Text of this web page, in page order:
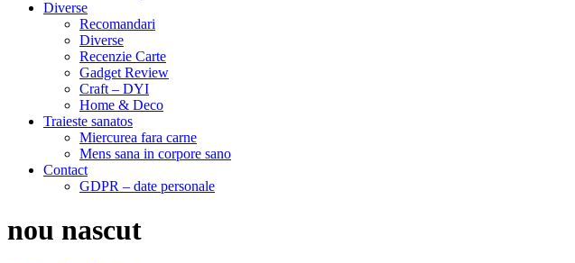
Diverse
Recomandari
Diverse
Recenzie Carte
Gadget Review
Craft – DYI
Home & Deco
Traieste sanatos
Miercurea fara carne
Mens sana in corpore sano
Contact
GDPR – date personale
nou nascut